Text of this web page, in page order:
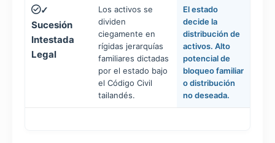
✓
Sucesión
Intestada
Legal
Los activos se
dividen
ciegamente en
rígidas jerarquías
familiares dictadas
por el estado bajo
el Código Civil
tailandés.
El estado
decide la
distribución de
activos. Alto
potencial de
bloqueo familiar
o distribución
no deseada.